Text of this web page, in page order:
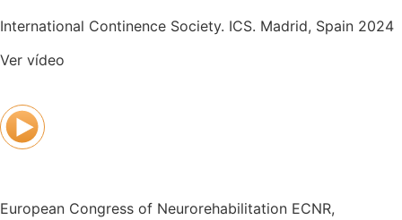
International Continence Society. ICS. Madrid, Spain 2024
Ver vídeo
European Congress of Neurorehabilitation ECNR,